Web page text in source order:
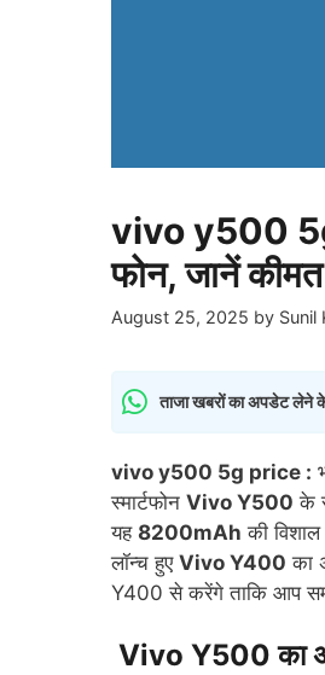
vivo y500 5g
फोन, जानें कीमत
August 25, 2025 by Sunil
ताजा खबरों का अपडेट लेने
vivo y500 5g price :
स्मार्टफोन Vivo Y500 के
यह 8200mAh की
लॉन्च हुए Vivo Y400 का
Y400 से करेंगे ताकि आप
Vivo Y500 का